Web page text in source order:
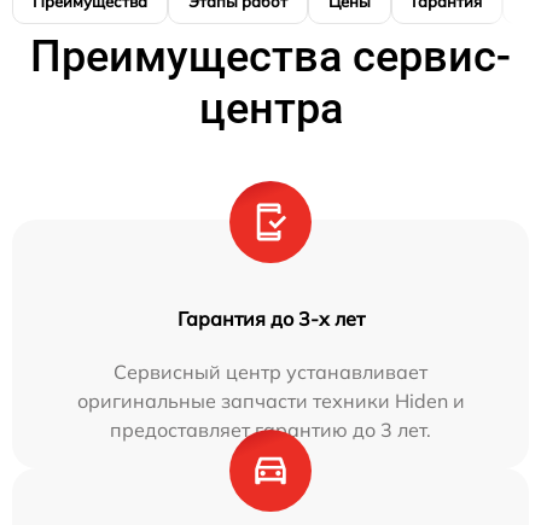
Преимущества сервис-
центра
Гарантия до 3-х лет
Сервисный центр устанавливает
оригинальные запчасти техники Hiden и
предоставляет гарантию до 3 лет.